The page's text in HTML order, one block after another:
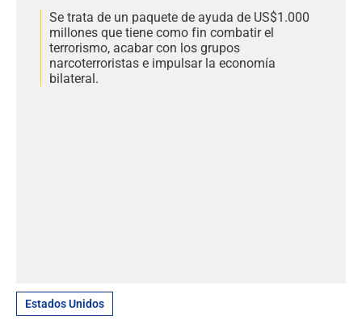
Se trata de un paquete de ayuda de US$1.000
millones que tiene como fin combatir el
terrorismo, acabar con los grupos
narcoterroristas e impulsar la economía
bilateral.
Estados Unidos